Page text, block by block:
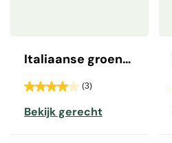
Italiaanse groente
(3)
Bekijk gerecht